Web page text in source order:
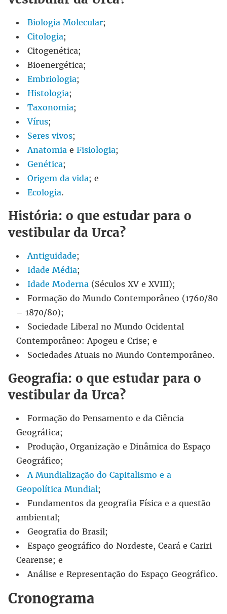
Biologia Molecular;
Citologia;
Citogenética;
Bioenergética;
Embriologia;
Histologia;
Taxonomia;
Vírus;
Seres vivos;
Anatomia e Fisiologia;
Genética;
Origem da vida; e
Ecologia.
História: o que estudar para o
vestibular da Urca?
Antiguidade;
Idade Média;
Idade Moderna (Séculos XV e XVIII);
Formação do Mundo Contemporâneo (1760/80
– 1870/80);
Sociedade Liberal no Mundo Ocidental
Contemporâneo: Apogeu e Crise; e
Sociedades Atuais no Mundo Contemporâneo.
Geografia: o que estudar para o
vestibular da Urca?
Formação do Pensamento e da Ciência
Geográfica;
Produção, Organização e Dinâmica do Espaço
Geográfico;
A Mundialização do Capitalismo e a
Geopolítica Mundial;
Fundamentos da geografia Física e a questão
ambiental;
Geografia do Brasil;
Espaço geográfico do Nordeste, Ceará e Cariri
Cearense; e
Análise e Representação do Espaço Geográfico.
Cronograma